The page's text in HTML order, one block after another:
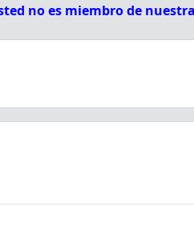
no es miembro de